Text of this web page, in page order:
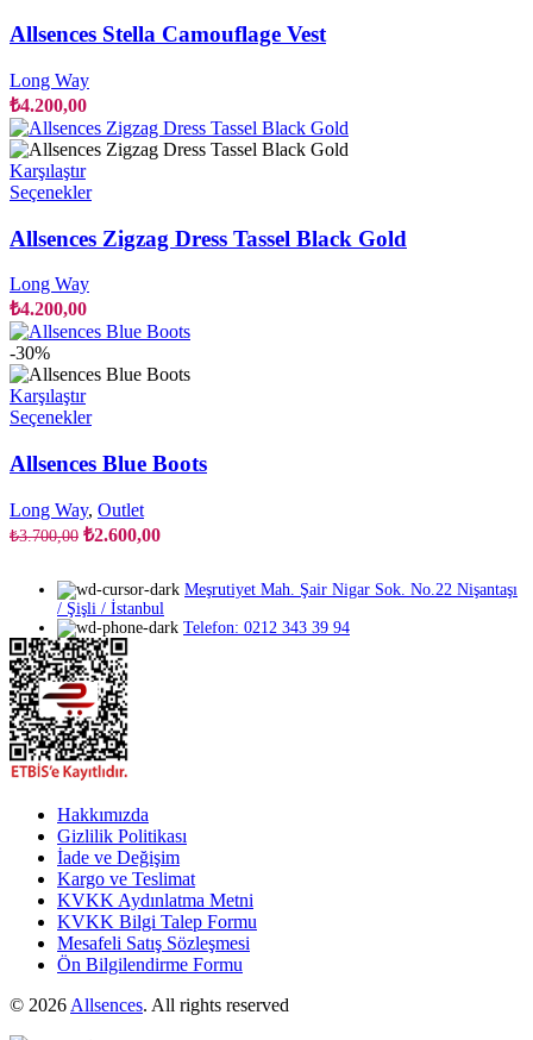
birden
ürün
sayfasından
Allsences Stella Camouflage Vest
Long Way
₺4.200,00
Karşılaştır
SeçeneklerBu
birden
fazla
ürün
seçilebilir
Allsences Zigzag Dress Tassel Black Gold
Long Way
₺4.200,00
-30%
Karşılaştır
SeçeneklerBu
birden
fazla
varyasyonu
var.
Seçenekler
sayfasından
seçilebilir
Allsences Blue Boots
Long Way, Outlet
₺3.700,00 Orijinal
₺2.600,00Şu
₺2.600,00.
Meşrutiyet Mah. Şair Nigar Sok. No.22 Nişantaşı
/ Şişli / İstanbul
Telefon: 0212 343 39 94
Hakkımızda
Gizlilik Politikası
İade ve Değişim
Kargo ve Teslimat
KVKK Aydınlatma Metni
KVKK Bilgi Talep Formu
Mesafeli Satış Sözleşmesi
Ön Bilgilendirme Formu
© 2026 Allsences. All rights reserved